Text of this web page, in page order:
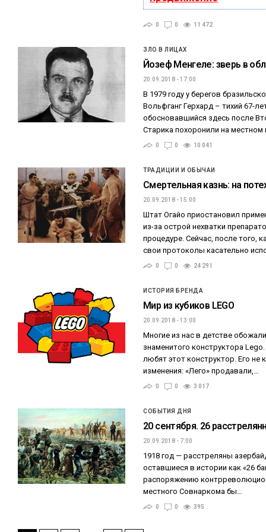
0 0 11 472
ЗЛО В ЛИЦАХ
Йозеф Менгеле: зверь в
20.09.2018 - 17:00
В 1979 году у берегов
Вольфганг Герхард – тихий 67-
обосновавшийся здесь после
Старика похоронили на
0 0 10 041
ТРАДИЦИИ И ОБЫЧАИ
Смертельная казнь: на
20.09.2018 - 15:00
Штат Огайо приостановил
из-за острой нехватки
процедуре. Сейчас, после того,
свои протоколы касательно
0 0 24 291
ИСТОРИЯ БРЕНДА
Мир из кубиков LEGO
20.09.2018 - 13:00
Многие из нас в детстве
знаменитого конструктора
любят этот конструктор. Его не
изменения: «Лего» продавали,…
0 0 3 017
СОБЫТИЯ ДНЯ
20 сентября. 26
20.09.2018 - 7:00
1918 год — расстреляны
оставшиеся в истории как «26
распоряжению
местного Совнаркома бы…
0 0 395